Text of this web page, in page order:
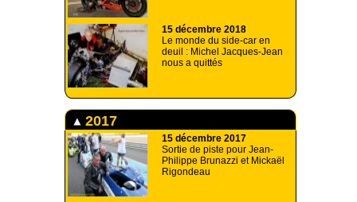
15 décembre 2018
Le monde du side-car en
deuil : Michel Jacques-Jean
nous a quittés
2017
15 décembre 2017
Sortie de piste pour Jean-
Philippe Brunazzi et Mickaël
Rigondeau